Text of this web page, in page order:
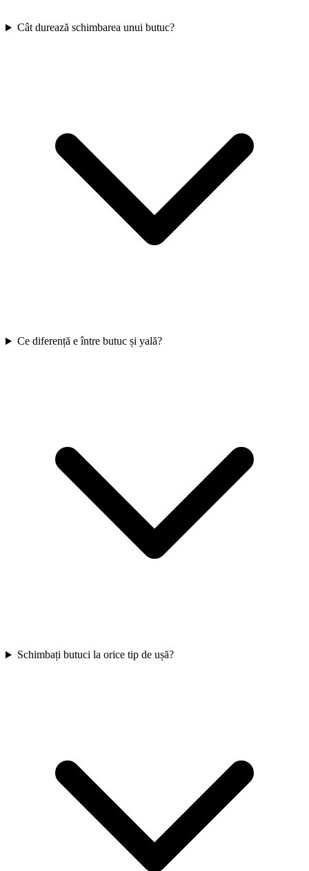
Cât durează schimbarea unui butuc?
Ce diferență e între butuc și yală?
Schimbați butuci la orice tip de ușă?